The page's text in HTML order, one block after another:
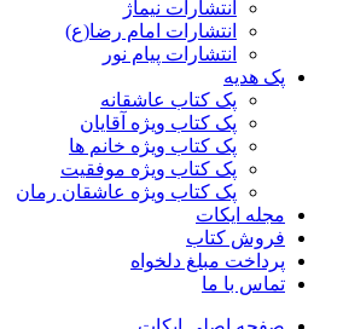
انتشارات نیماژ
انتشارات امام رضا(ع)
انتشارات پیام نور
پک هدیه
پک کتاب عاشقانه
پک کتاب ویژه آقایان
پک کتاب ویژه خانم ها
پک کتاب ویژه موفقیت
پک کتاب ویژه عاشقان رمان
مجله ایکات
فروش کتاب
پرداخت مبلغ دلخواه
تماس با ما